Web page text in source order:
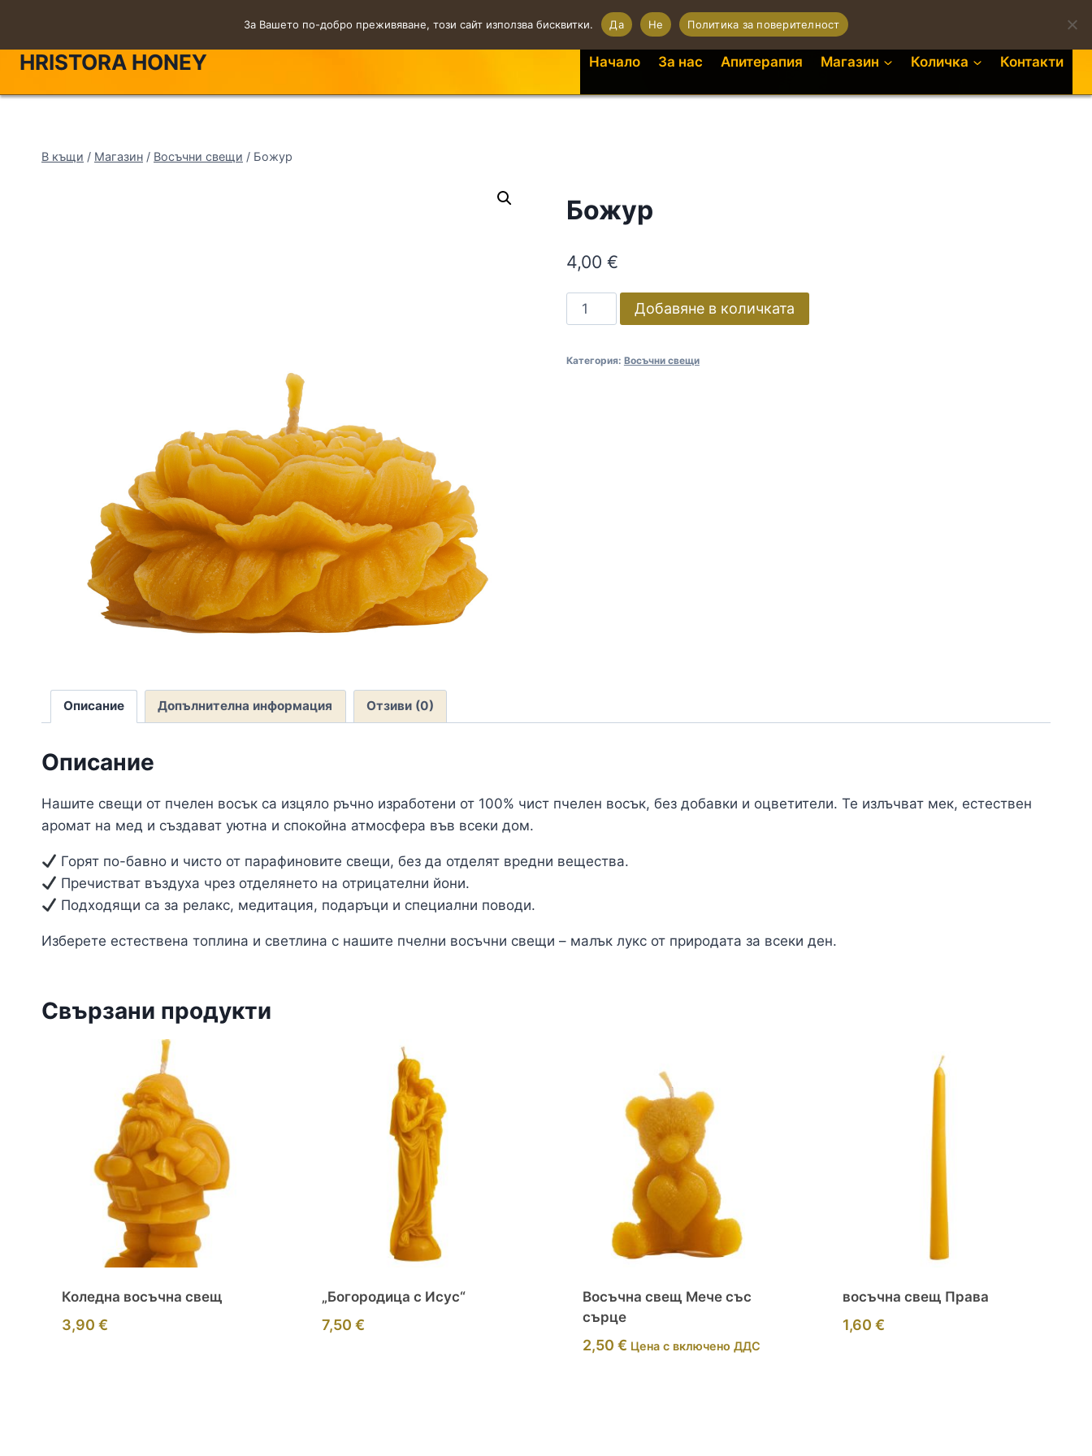
HRISTORA HONEY Начало За нас Апитерапия Магазин Количка Контакти
В къщи / Магазин / Восъчни свещи / Божур
Божур
4,00 €
Добавяне в количката
Категория: Восъчни свещи
Описание Допълнителна информация Отзиви (0)
Описание
Нашите свещи от пчелен восък са изцяло ръчно изработени от 100% чист пчелен восък, без добавки и оцветители. Те излъчват мек, естествен
аромат на мед и създават уютна и спокойна атмосфера във всеки дом.
Горят по-бавно и чисто от парафиновите свещи, без да отделят вредни вещества.
Пречистват въздуха чрез отделянето на отрицателни йони.
Подходящи са за релакс, медитация, подаръци и специални поводи.
Изберете естествена топлина и светлина с нашите пчелни восъчни свещи – малък лукс от природата за всеки ден.
Свързани продукти
Коледна восъчна свещ
3,90 €
„Богородица с Исус“
7,50 €
Восъчна свещ Мече със
сърце
2,50 € Цена с включено ДДС
восъчна свещ Права
1,60 €
За Вашето по-добро преживяване, този сайт използва бисквитки. Да Не Политика за поверителност